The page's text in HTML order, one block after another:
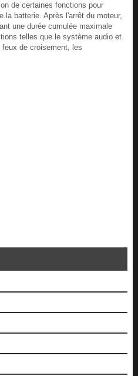
de certaines fonctions pour
la batterie. Après l'arrêt du moteur,
une durée cumulée maximale
telles que le système audio et
de croisement, les